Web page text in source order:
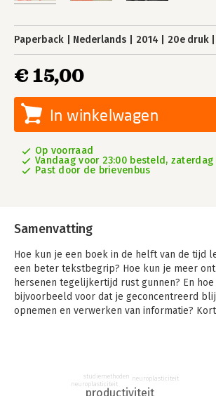
Paperback Nederlands 2014 20e druk
€ 15,00
In winkelwagen
Op voorraad
Vandaag voor 23:00 besteld,
Past door de brievenbus
Samenvatting
Hoe kun je een boek in de helft van de tijd
een beter tekstbegrip? Hoe kun je meer
hersenen tegelijkertijd rust gunnen? En
bijvoorbeeld voor dat je geconcentreerd
opnemen en verwerken van informatie?
optimaal kunt laten functioneren.
productiviteit
neuroplasticiteit
studiemethoden neuroplasticiteit